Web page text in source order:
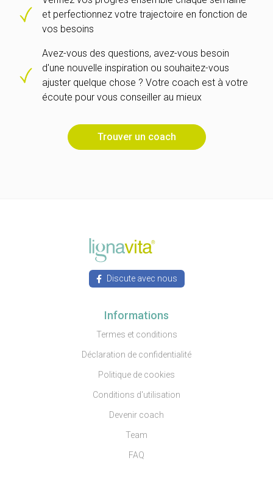
et perfectionnez votre trajectoire en fonction de
vos besoins
Avez-vous des questions, avez-vous besoin
d'une nouvelle inspiration ou souhaitez-vous
ajuster quelque chose ? Votre coach est à votre
écoute pour vous conseiller au mieux
Trouver un coach
Discute avec nous
Informations
Termes et conditions
Déclaration de confidentialité
Politique de cookies
Conditions d'utilisation
Devenir coach
Team
FAQ